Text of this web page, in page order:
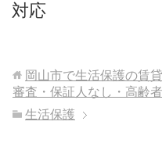
対応
岡山市で生活保護の賃
審査・保証人なし・高齢
生活保護